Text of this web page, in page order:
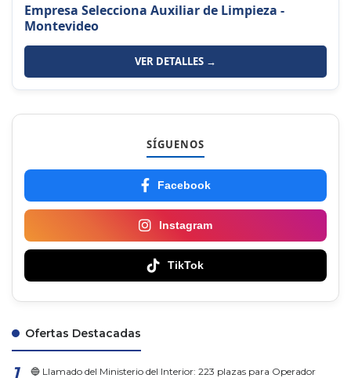
Empresa Selecciona Auxiliar de Limpieza -
Montevideo
VER DETALLES →
SÍGUENOS
Facebook
Instagram
TikTok
Ofertas Destacadas
🔵 Llamado del Ministerio del Interior: 223 plazas para Operador